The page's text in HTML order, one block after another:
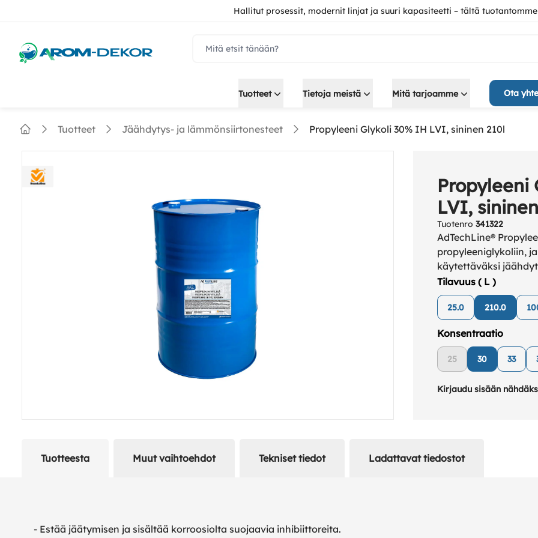
Hallitut prosessit, modernit linjat ja suuri kapasiteetti – tältä
Tuotteet Tietoja meistä Mitä tarjoamme Ota
Tuotteet Jäähdytys- ja lämmönsiirtonesteet Propyleeni Glykoli 30% IH LVI, sininen 210l
Propyleeni
LVI,
Tuotenro 341322
AdTechLine®
propyleeniglykoliin,
käytettäväksi
jäätymisen ja
inhibiittoreita.
Tilavuus ( L )
25.0 210.0
Konsentraatio
25 30 33
Kirjaudu sisään
Tuotteesta Muut vaihtoehdot Tekniset tiedot Ladattavat tiedostot
- Estää jäätymisen ja sisältää korroosiolta suojaavia inhibiittoreita.